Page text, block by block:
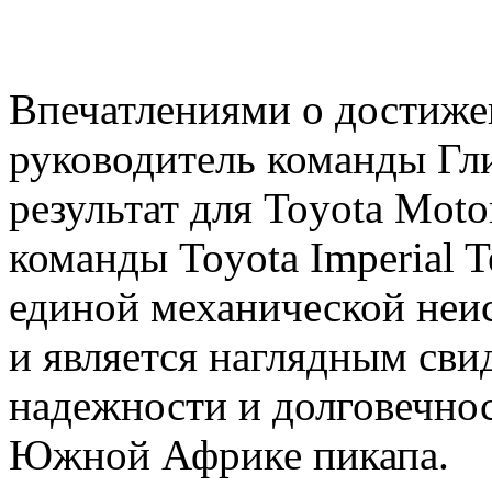
Впечатлениями о
руководитель команды
результат для Toyota
команды Toyota Imperial
единой механической
и является наглядным
надежности и
Южной Африке пикапа.